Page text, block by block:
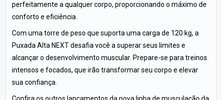
perfeitamente a qualquer corpo, proporcionando o máximo de
conforto e eficiência.
Com uma torre de peso que suporta uma carga de 120 kg, a
Puxada Alta NEXT desafia você a superar seus limites e
alcançar o desenvolvimento muscular. Prepare-se para treinos
intensos e focados, que irão transformar seu corpo e elevar
sua confiança.